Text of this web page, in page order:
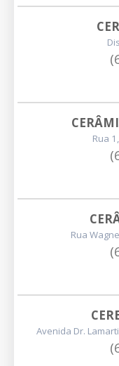
Rua
Rua
Avenida Dr.